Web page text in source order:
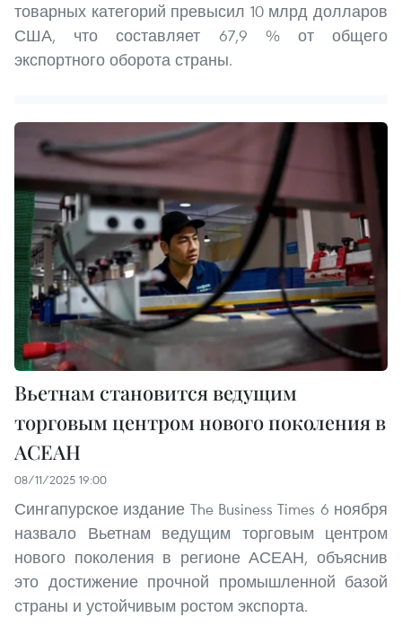
товарных категорий превысил 10 млрд долларов
США, что составляет 67,9 % от общего
экспортного оборота страны.
Вьетнам становится ведущим
торговым центром нового поколения в
АСЕАН
08/11/2025 19:00
Сингапурское издание The Business Times 6 ноября
назвало Вьетнам ведущим торговым центром
нового поколения в регионе АСЕАН, объяснив
это достижение прочной промышленной базой
страны и устойчивым ростом экспорта.